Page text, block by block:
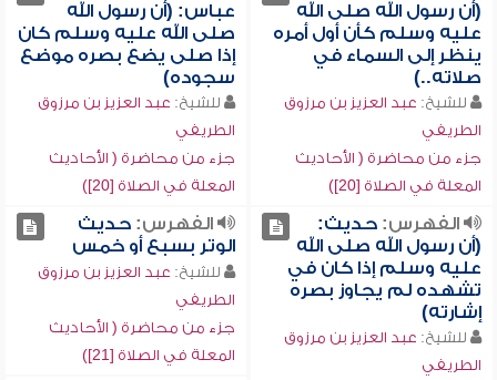
(أن رسول الله صلى الله
عليه وسلم كأن أول أمره
ينظر إلى السماء في
صلاته..)
للشيخ: عبد العزيز بن مرزوق
الطريفي
جزء من محاضرة ( الأحاديث
المعلة في الصلاة [20])
عباس: (أن رسول الله
صلى الله عليه وسلم كان
إذا صلى يضع بصره موضع
سجوده)
للشيخ: عبد العزيز بن مرزوق
الطريفي
جزء من محاضرة ( الأحاديث
المعلة في الصلاة [20])
الفهرس:حديث:
(أن رسول الله صلى الله
عليه وسلم إذا كان في
تشهده لم يجاوز بصره
إشارته)
للشيخ: عبد العزيز بن مرزوق
الطريفي
الفهرس:حديث
الوتر بسبع أو خمس
للشيخ: عبد العزيز بن مرزوق
الطريفي
جزء من محاضرة ( الأحاديث
المعلة في الصلاة [21])